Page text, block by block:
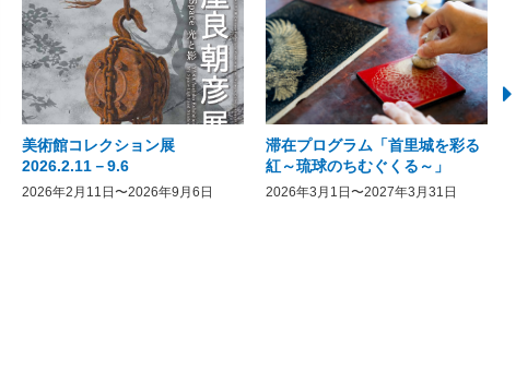
美術館コレクション展
2026.2.11－9.6
2026年2月11日〜2026年9月6日
滞在プログラム「首里城を彩る
紅～琉球のちむぐくる～」
2026年3月1日〜2027年3月31日